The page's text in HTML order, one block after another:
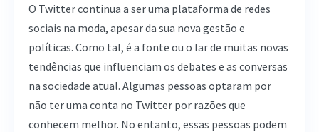
O Twitter continua a ser uma plataforma de redes
sociais na moda, apesar da sua nova gestão e
políticas. Como tal, é a fonte ou o lar de muitas novas
tendências que influenciam os debates e as conversas
na sociedade atual. Algumas pessoas optaram por
não ter uma conta no Twitter por razões que
conhecem melhor. No entanto, essas pessoas podem